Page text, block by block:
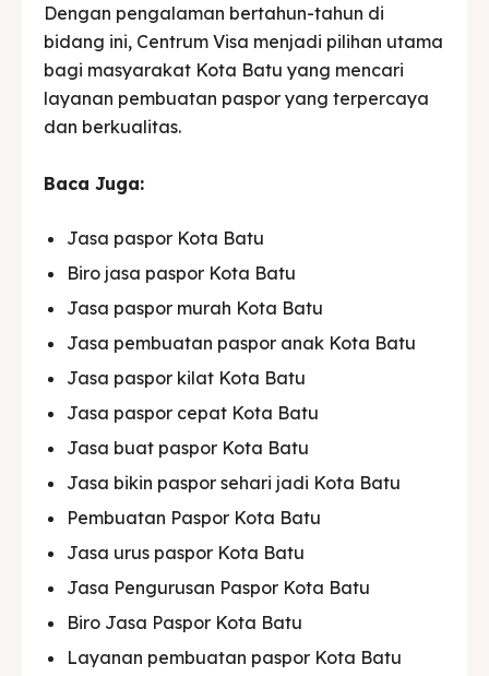
Dengan pengalaman bertahun-tahun di
bidang ini, Centrum Visa menjadi pilihan utama
bagi masyarakat Kota Batu yang mencari
layanan pembuatan paspor yang terpercaya
dan berkualitas.
Baca Juga:
Jasa paspor Kota Batu
Biro jasa paspor Kota Batu
Jasa paspor murah Kota Batu
Jasa pembuatan paspor anak Kota Batu
Jasa paspor kilat Kota Batu
Jasa paspor cepat Kota Batu
Jasa buat paspor Kota Batu
Jasa bikin paspor sehari jadi Kota Batu
Pembuatan Paspor Kota Batu
Jasa urus paspor Kota Batu
Jasa Pengurusan Paspor Kota Batu
Biro Jasa Paspor Kota Batu
Layanan pembuatan paspor Kota Batu